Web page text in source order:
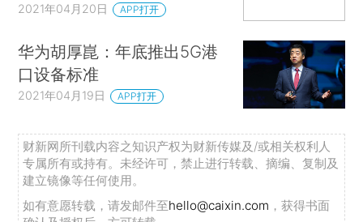
2021年04月20日 APP打开
华为胡厚崑：年底推出5G港
口设备标准
2021年04月19日 APP打开
财新网所刊载内容之知识产权为财新传媒及/或相关权利人
专属所有或持有。未经许可，禁止进行转载、摘编、复制及
建立镜像等任何使用。
如有意愿转载，请发邮件至hello@caixin.com ，获得书面